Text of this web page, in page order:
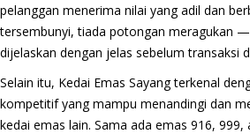
pelanggan menerima nilai yang adil dan
tersembunyi, tiada potongan meragukan
dijelaskan dengan jelas sebelum transaksi
Selain itu, Kedai Emas Sayang terkenal
kompetitif yang mampu menandingi dan
kedai emas lain. Sama ada emas 916,